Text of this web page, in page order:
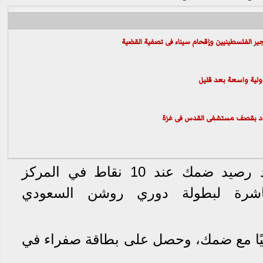
الفلسطينيين وإقحام سيناء فى تصفية القضية
واسعة بعد قليل
بقصف مستشفى القدس فى غزة
على الجانب الآخر، تجمد رصيد ضمك عند 10 نقاط في المركز
لبطولة دوري روشن السعودي
مع ضمك، وحصل على بطاقة صفراء في